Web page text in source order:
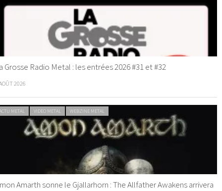
Grosse Radio Metal : les entrées 2026 #31 et #32
2026
METAL VIDEO METAL WEBZINE METAL
Amarth sonne le Gjallarhorn : The Allfather Awakens arrivera